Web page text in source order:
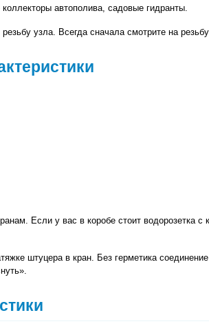
автополива, садовые гидранты.
узла. Всегда сначала смотрите на
штуцера в кран. Без герметика